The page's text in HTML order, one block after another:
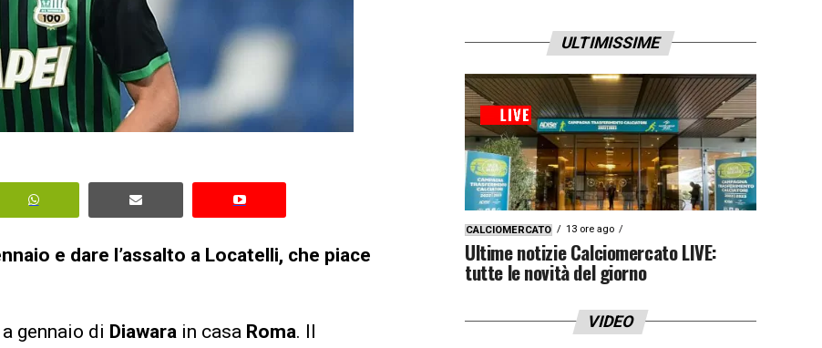
e dare l’assalto a Locatelli, che piace
gennaio di Diawara in casa Roma. Il
ULTIMISSIME
CALCIOMERCATO 13 ore ago
Ultime notizie Calciomercato LIVE:
tutte le novità del giorno
VIDEO